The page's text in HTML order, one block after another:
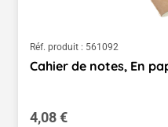
Réf. produit : 561092
Cahier de notes, En
Prix régulier :
4,08 €